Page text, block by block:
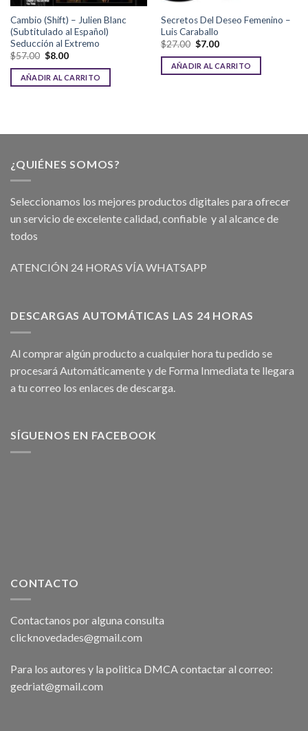
Cambio (Shift) – Julien Blanc
(Subtitulado al Español)
Seducción al Extremo
$57.00 $8.00
AÑADIR AL CARRITO
Secretos Del Deseo Femenino –
Luis Caraballo
$27.00 $7.00
AÑADIR AL CARRITO
¿QUIÉNES SOMOS?
Seleccionamos los mejores productos digitales para ofrecer
un servicio de excelente calidad, confiable y al alcance de
todos
ATENCIÓN 24 HORAS VÍA WHATSAPP
DESCARGAS AUTOMÁTICAS LAS 24 HORAS
Al comprar algún producto a cualquier hora tu pedido se
procesará Automáticamente y de Forma Inmediata te llegara
a tu correo los enlaces de descarga.
SÍGUENOS EN FACEBOOK
CONTACTO
Contactanos por alguna consulta
clicknovedades@gmail.com
Para los autores y la politica DMCA contactar al correo:
gedriat@gmail.com